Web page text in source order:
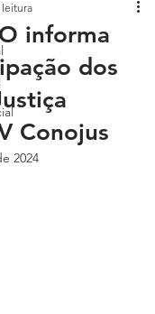
informa
dos
Conojus
leitura
2024